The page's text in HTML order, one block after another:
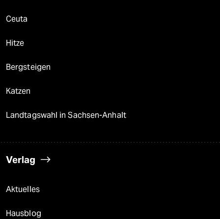
Ceuta
Hitze
Bergsteigen
Katzen
Landtagswahl in Sachsen-Anhalt
Verlag
Aktuelles
Hausblog